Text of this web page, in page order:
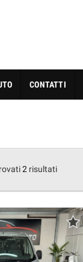
CONTATTI
2 risultati